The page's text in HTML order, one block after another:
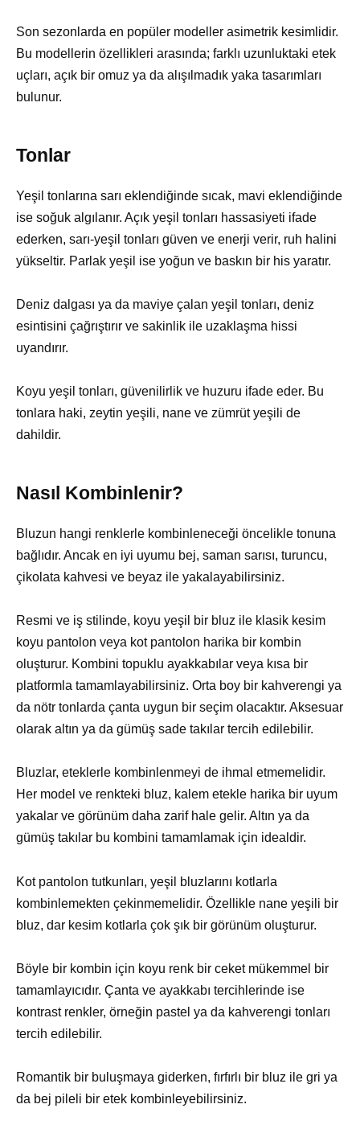
Son sezonlarda en popüler modeller asimetrik kesimlidir.
Bu modellerin özellikleri arasında; farklı uzunluktaki etek
uçları, açık bir omuz ya da alışılmadık yaka tasarımları
bulunur.
Tonlar
Yeşil tonlarına sarı eklendiğinde sıcak, mavi eklendiğinde
ise soğuk algılanır. Açık yeşil tonları hassasiyeti ifade
ederken, sarı-yeşil tonları güven ve enerji verir, ruh halini
yükseltir. Parlak yeşil ise yoğun ve baskın bir his yaratır.
Deniz dalgası ya da maviye çalan yeşil tonları, deniz
esintisini çağrıştırır ve sakinlik ile uzaklaşma hissi
uyandırır.
Koyu yeşil tonları, güvenilirlik ve huzuru ifade eder. Bu
tonlara haki, zeytin yeşili, nane ve zümrüt yeşili de
dahildir.
Nasıl Kombinlenir?
Bluzun hangi renklerle kombinleneceği öncelikle tonuna
bağlıdır. Ancak en iyi uyumu bej, saman sarısı, turuncu,
çikolata kahvesi ve beyaz ile yakalayabilirsiniz.
Resmi ve iş stilinde, koyu yeşil bir bluz ile klasik kesim
koyu pantolon veya kot pantolon harika bir kombin
oluşturur. Kombini topuklu ayakkabılar veya kısa bir
platformla tamamlayabilirsiniz. Orta boy bir kahverengi ya
da nötr tonlarda çanta uygun bir seçim olacaktır. Aksesuar
olarak altın ya da gümüş sade takılar tercih edilebilir.
Bluzlar, eteklerle kombinlenmeyi de ihmal etmemelidir.
Her model ve renkteki bluz, kalem etekle harika bir uyum
yakalar ve görünüm daha zarif hale gelir. Altın ya da
gümüş takılar bu kombini tamamlamak için idealdir.
Kot pantolon tutkunları, yeşil bluzlarını kotlarla
kombinlemekten çekinmemelidir. Özellikle nane yeşili bir
bluz, dar kesim kotlarla çok şık bir görünüm oluşturur.
Böyle bir kombin için koyu renk bir ceket mükemmel bir
tamamlayıcıdır. Çanta ve ayakkabı tercihlerinde ise
kontrast renkler, örneğin pastel ya da kahverengi tonları
tercih edilebilir.
Romantik bir buluşmaya giderken, fırfırlı bir bluz ile gri ya
da bej pileli bir etek kombinleyebilirsiniz.